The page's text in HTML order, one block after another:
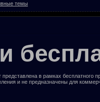
темы
в рамках бесплатного
и не предназначены для